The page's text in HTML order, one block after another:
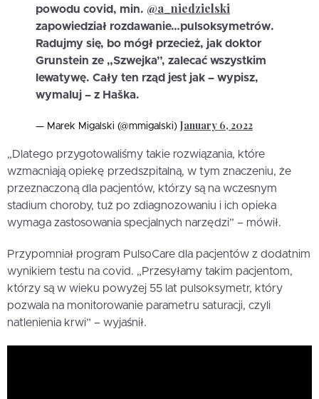
powodu covid, min. @a_niedzielski
zapowiedział rozdawanie…pulsoksymetrów.
Radujmy się, bo mógł przecież, jak doktor
Grunstein ze „Szwejka”, zalecać wszystkim
lewatywę. Cały ten rząd jest jak – wypisz,
wymaluj – z Haška.
— Marek Migalski (@mmigalski) January 6, 2022
„Dlatego przygotowaliśmy takie rozwiązania, które
wzmacniają opiekę przedszpitalną, w tym znaczeniu, że
przeznaczoną dla pacjentów, którzy są na wczesnym
stadium choroby, tuż po zdiagnozowaniu i ich opieka
wymaga zastosowania specjalnych narzędzi” – mówił.
Przypomniał program PulsoCare dla pacjentów z dodatnim
wynikiem testu na covid. „Przesyłamy takim pacjentom,
którzy są w wieku powyżej 55 lat pulsoksymetr, który
pozwala na monitorowanie parametru saturacji, czyli
natlenienia krwi” – wyjaśnił.